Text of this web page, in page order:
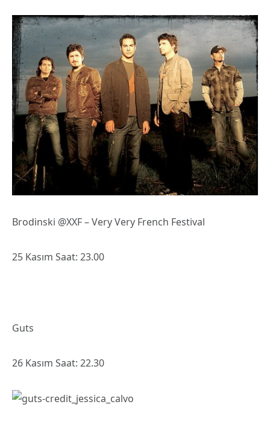
Brodinski @XXF – Very Very French Festival
25 Kasım Saat: 23.00
Guts
26 Kasım Saat: 22.30